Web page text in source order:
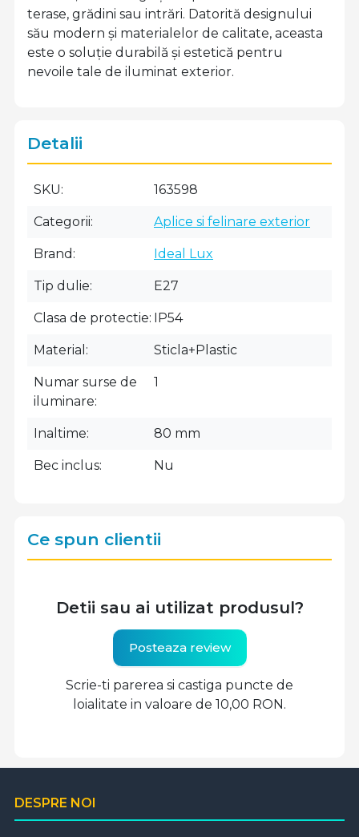
terase, grădini sau intrări. Datorită designului
său modern și materialelor de calitate, aceasta
este o soluție durabilă și estetică pentru
nevoile tale de iluminat exterior.
Detalii
SKU 163598
Categorii Aplice si felinare exterior
Brand Ideal Lux
Tip dulie E27
Clasa de protectie IP54
Material Sticla+Plastic
Numar surse de
iluminare
1
Inaltime 80 mm
Bec inclus Nu
Ce spun clientii
Detii sau ai utilizat produsul?
Posteaza review
Scrie-ti parerea si castiga puncte de
loialitate in valoare de 10,00 RON.
DESPRE NOI